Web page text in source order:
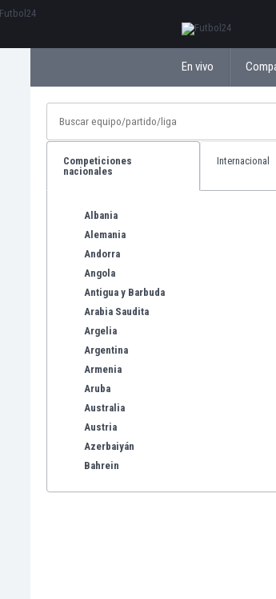
En vivo
Competiciones
nacionales
Internacional
Albania
Alemania
Andorra
Angola
Antigua y Barbuda
Arabia Saudita
Argelia
Argentina
Armenia
Aruba
Australia
Austria
Azerbaiyán
Bahrein